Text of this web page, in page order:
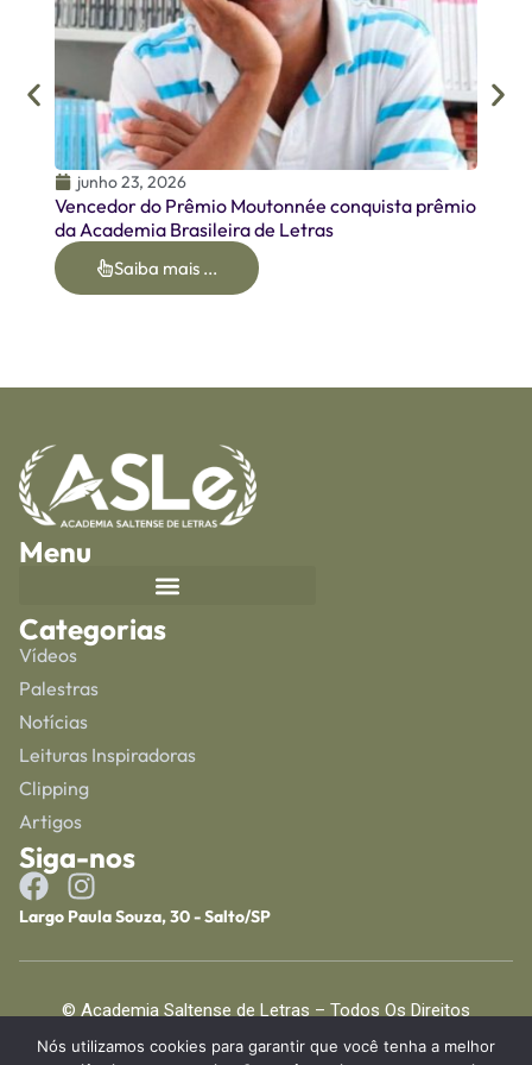
junho 23, 2026
Vencedor do Prêmio Moutonnée conquista prêmio
da Academia Brasileira de Letras
Saiba mais ...
Menu
Categorias
Vídeos
Palestras
Notícias
Leituras Inspiradoras
Clipping
Artigos
Siga-nos
Largo Paula Souza, 30 - Salto/SP
© Academia Saltense de Letras – Todos Os Direitos
Reservados
Nós utilizamos cookies para garantir que você tenha a melhor